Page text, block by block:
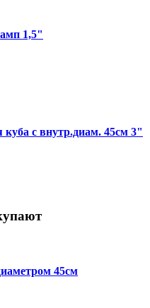
1,5"
с внутр.диам. 45см 3"
45см